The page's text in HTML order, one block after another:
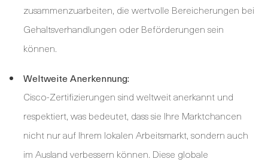
zusammenzuarbeiten, die wertvolle Bereicherungen bei
Gehaltsverhandlungen oder Beförderungen sein
können.
Weltweite Anerkennung:
Cisco-Zertifizierungen sind weltweit anerkannt und
respektiert, was bedeutet, dass sie Ihre Marktchancen
nicht nur auf Ihrem lokalen Arbeitsmarkt, sondern auch
im Ausland verbessern können. Diese globale